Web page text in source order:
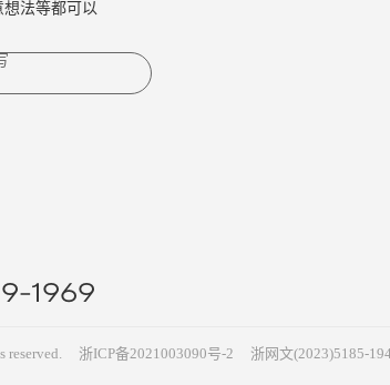
法等都可以
1969
浙ICP备2021003090号-2 浙网文(2023)5185-